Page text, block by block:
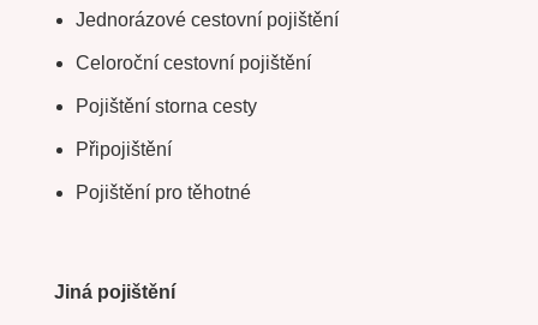
Jednorázové cestovní pojištění
Celoroční cestovní pojištění
Pojištění storna cesty
Připojištění
Pojištění pro těhotné
Jiná pojištění